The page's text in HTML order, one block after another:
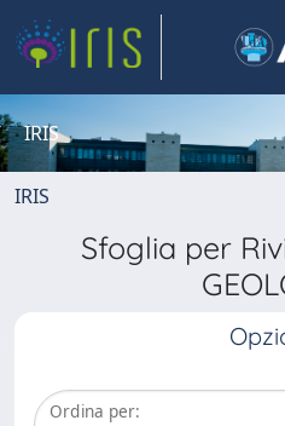
IRIS
IRIS
Sfoglia per
Ordina per: